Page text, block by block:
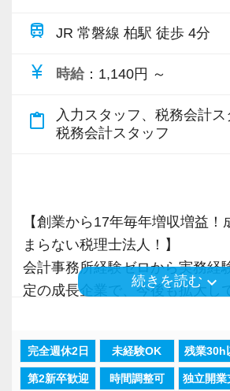
る「合格手当」、社員には入社
年（10万円）を支給する「勤続
す。
consulting.com/recruit/
ポンス・プラス思考・有言実行
配り」を掲げ、一人ひとりが実
より多くの「ありがとう」と笑
けるために「情熱家であれ！」
【求職者へのメッセージ】
異業種からの転職者が多く、銀
【成長のための5つのこだわり
仕事をする上では5つのこだわ
配り」を掲げ、一人ひとりが実
より多くの「ありがとう」と笑
【求職者へのメッセージ】
パソコンが苦手でない方なら、
く取り組んでいただける仕事で
だけると思います。
社内イベントも多く、アットホ
OJTや研修など一人ひとりの実
導を行っているので安心してく
せっかく持っている能力も、継
実直に自己を高めていこうとす
方からの応募をお待ちしていま
私達は「税務のプロフェッショ
様に寄り添う」ことが一つの使
お客様から「こうしたい」とい
きく力を発揮できる存在であり
ます。ご紹介案件が7割を超え
いった私たちの姿勢がお客様か
専門Webサイトを10サイト以上
新規顧問契約のお客様が毎年
で、税務調査にも精通していま
そのため、全拠点でスタッフの
ており、さらなるサービス品質
ています。
に対して認証される「社労士診
取得しました。
「職場環境改善宣言企業」と「
train JR 常磐線 柏駅 徒歩 4分
currency_yen 時給 ：1,140円 ～
content_paste
入力スタッフ、税務会計ス
税務会計スタッフ
【創業から17年毎年増収増益！
まらない税理士法人！】
会計事務所経験ゼロから実務経
定の成長企業で、今後も拡大し
現在当社では「渋谷」「新宿」
「柏」「横浜」「大阪」の６拠
続きを読む keyboard_arrow_down
完全週休2日 未経験OK 残業30h
第2新卒歓迎 時間調整可 独立開業